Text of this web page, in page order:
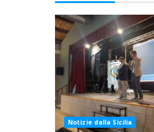
Notizie dalla Sicilia